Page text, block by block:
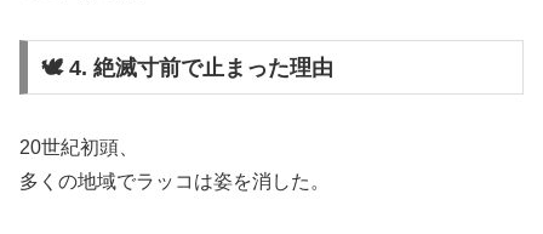
🕊️ 4. 絶滅寸前で止まった理由
20世紀初頭、
多くの地域でラッコは姿を消した。